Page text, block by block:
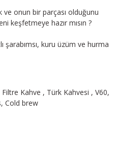
onun bir parçası olduğunu
keşfetmeye hazır mısın ?
şarabımsı, kuru üzüm ve hurma
Kahve , Türk Kahvesi , V60,
Cold brew